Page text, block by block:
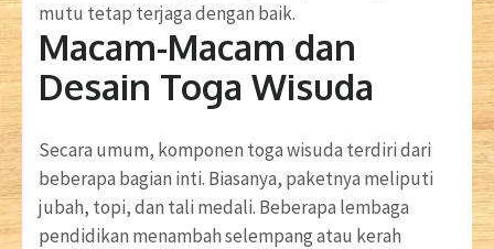
mutu tetap terjaga dengan baik.
Macam-Macam dan
Desain Toga Wisuda
Secara umum, komponen toga wisuda terdiri dari
beberapa bagian inti. Biasanya, paketnya meliputi
jubah, topi, dan tali medali. Beberapa lembaga
pendidikan menambah selempang atau kerah